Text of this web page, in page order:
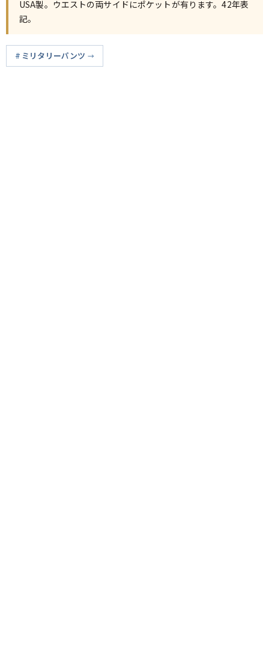
USA製。ウエストの両サイドにポケットが有ります。42年表
記。
ミリタリーパンツ